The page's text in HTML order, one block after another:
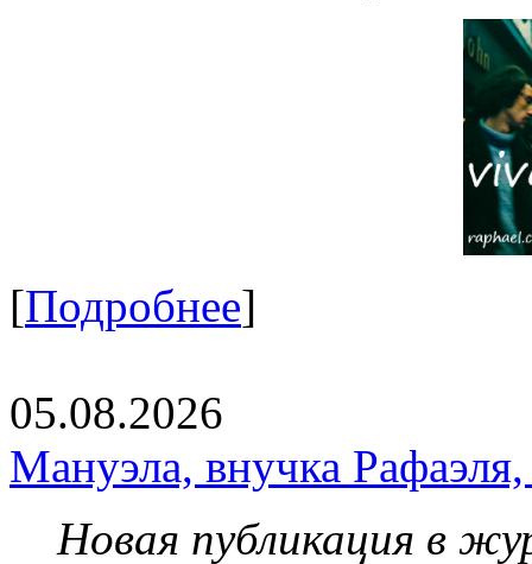
[Подробнее]
05.08.2026
Мануэла, внучка
Новая публикация в